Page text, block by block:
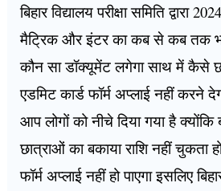
बिहार विद्यालय परीक्षा समिति द्वारा
मैट्रिक और इंटर का कब से कब तक
कौन सा डॉक्यूमेंट लगेगा साथ में कैसे
एडमिट कार्ड फॉर्म अप्लाई नहीं करने
आप लोगों को नीचे दिया गया है
छात्राओं का बकाया राशि नहीं चुकता
फॉर्म अप्लाई नहीं हो पाएगा इसलिए